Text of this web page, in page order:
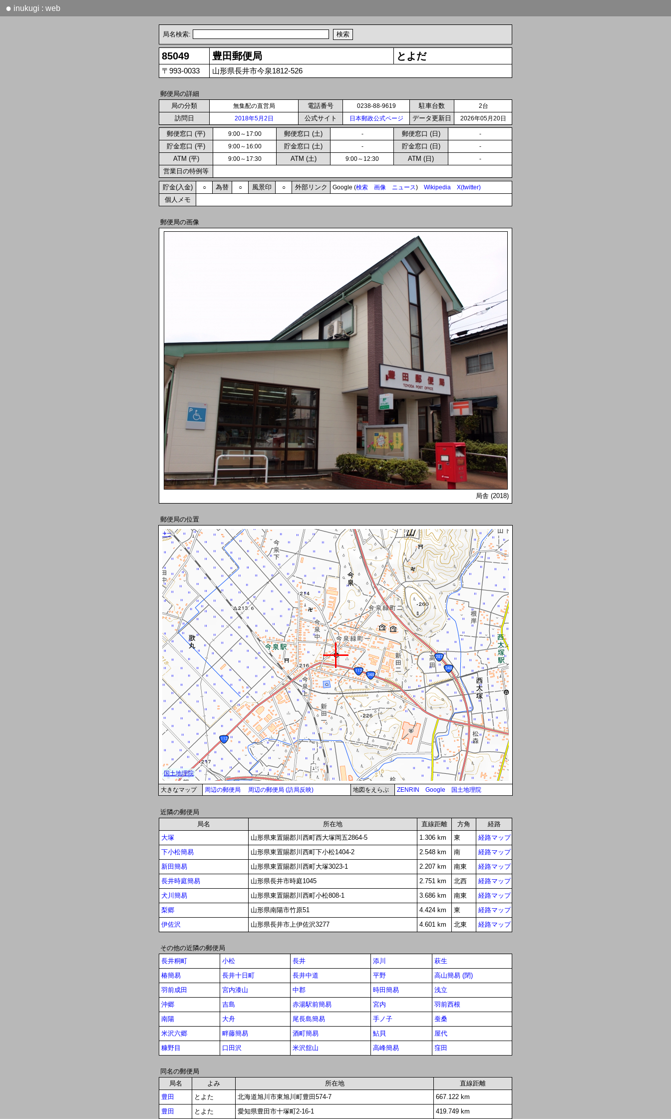
● inukugi : web
局名検索:
85049 豊田郵便局 とよだ
〒993-0033 山形県長井市今泉1812-526
郵便局の詳細
局の分類
無集配の直営局 電話番号 0238-88-9619 駐車台数 2台
訪問日 2018年5月2日 公式サイト 日本郵政公式ページ データ更新日 2026年05月20日
郵便窓口 (平) 9:00～17:00 郵便窓口 (土) - 郵便窓口 (日) -
貯金窓口 (平) 9:00～16:00 貯金窓口 (土) - 貯金窓口 (日) -
ATM (平) 9:00～17:30 ATM (土) 9:00～12:30 ATM (日) -
営業日の特例等
貯金(入金) ○ 為替 ○ 風景印 ○ 外部リンク Google (検索 画像 ニュース) Wikipedia X(twitter)
個人メモ
郵便局の画像
局舎 (2018)
郵便局の位置
大きなマップ 周辺の郵便局 周辺の郵便局 (訪局反映) 地図をえらぶ ZENRIN Google 国土地理院
近隣の郵便局
局名
所在地 直線距離 方角
経路
大塚
山形県東置賜郡川西町西大塚岡五2864-5 1.306 km 東
経路マップ
下小松簡易
山形県東置賜郡川西町下小松1404-2 2.548 km 南
経路マップ
新田簡易
山形県東置賜郡川西町大塚3023-1 2.207 km 南東
経路マップ
長井時庭簡易
山形県長井市時庭1045 2.751 km 北西
経路マップ
犬川簡易
山形県東置賜郡川西町小松808-1 3.686 km 南東
経路マップ
梨郷
山形県南陽市竹原51 4.424 km 東
経路マップ
伊佐沢
山形県長井市上伊佐沢3277 4.601 km 北東 経路マップ
その他の近隣の郵便局
長井粡町
小松 長井 添川
萩生
椿簡易
長井十日町 長井中道 平野
高山簡易 (閉)
羽前成田
宮内漆山 中郡 時田簡易
浅立
沖郷
吉島 赤湯駅前簡易 宮内
羽前西根
南陽
大舟 尾長島簡易 手ノ子
蚕桑
米沢六郷
畔藤簡易 酒町簡易 鮎貝
屋代
糠野目
口田沢 米沢舘山 高峰簡易 窪田
同名の郵便局
局名
よみ 所在地
直線距離
豊田
とよた 北海道旭川市東旭川町豊田574-7
667.122 km
豊田
とよた 愛知県豊田市十塚町2-16-1 419.749 km